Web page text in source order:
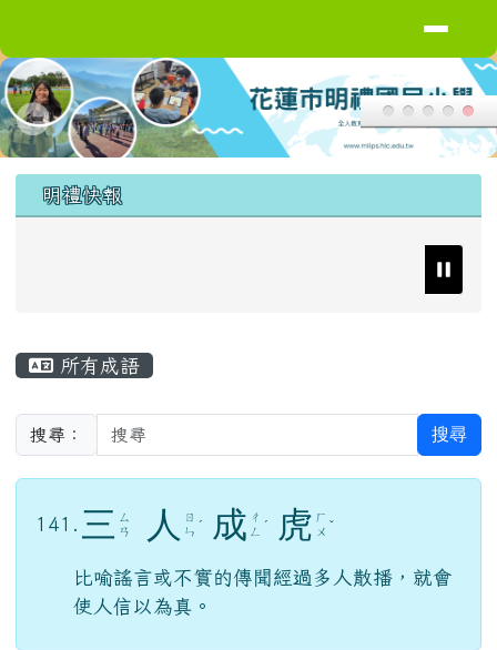
上中區域內容
明禮快報
所有成語
搜尋： 搜尋
141. 三 ㄙ
ㄢ
人
ㄖ
ㄣ ˊ 成 ㄔ
ㄥ
ˊ 虎 ㄏ
ㄨ ˇ
比喻謠言或不實的傳聞經過多人散播，就會
使人信以為真。
頁尾區域